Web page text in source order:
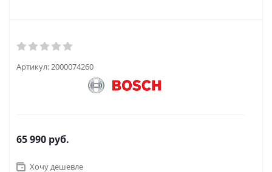
Артикул:2000074260
65 990 руб.
Хочу дешевле